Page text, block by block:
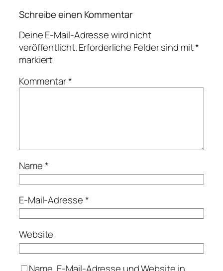
Schreibe einen Kommentar
Deine E-Mail-Adresse wird nicht
veröffentlicht.Erforderliche Felder sind mit*
markiert
Kommentar*
Name*
E-Mail-Adresse*
Website